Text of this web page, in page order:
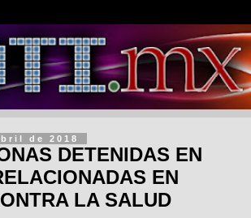
de 2018
DETENIDAS EN
EN
LA SALUD